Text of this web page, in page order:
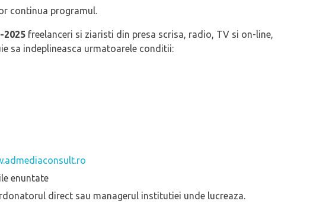
continua programul.
2025 freelanceri si ziaristi din presa scrisa, radio, TV si on-line,
sa indeplineasca urmatoarele conditii:
enuntate
direct sau managerul institutiei unde lucreaza.